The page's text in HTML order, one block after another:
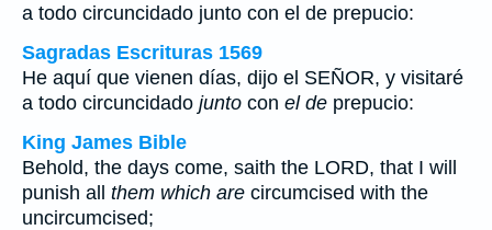
a todo circuncidado junto con el de prepucio:
Sagradas Escrituras 1569
He aquí que vienen días, dijo el SEÑOR, y visitaré
a todo circuncidado junto con el de prepucio:
King James Bible
Behold, the days come, saith the LORD, that I will
punish all them which are circumcised with the
uncircumcised;